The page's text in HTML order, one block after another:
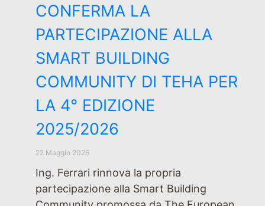
CONFERMA LA
PARTECIPAZIONE ALLA
SMART BUILDING
COMMUNITY DI TEHA PER
LA 4° EDIZIONE
2025/2026
22 Maggio 2026
Ing. Ferrari rinnova la propria
partecipazione alla Smart Building